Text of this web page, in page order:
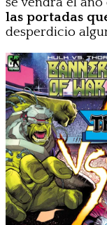
las portadas
desperdicio